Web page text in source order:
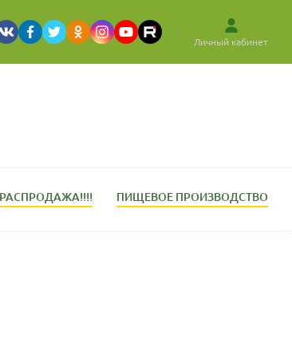
Личный кабинет
РАСПРОДАЖА!!!! ПИЩЕВОЕ ПРОИЗВОДСТВО